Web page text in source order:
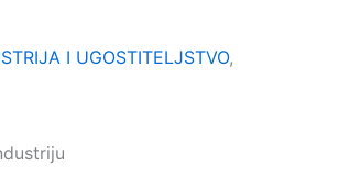
I UGOSTITELJSTVO,